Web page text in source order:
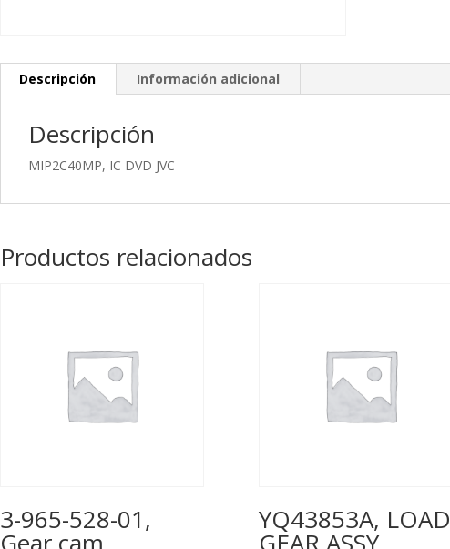
Descripción Información adicional
Descripción
MIP2C40MP, IC DVD JVC
Productos relacionados
3-965-528-01, YQ43853A, LOAD